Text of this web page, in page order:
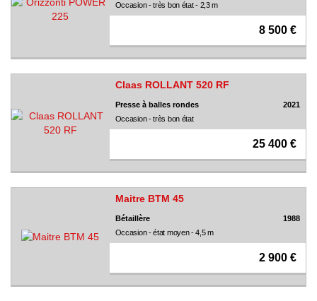
Occasion - très bon état - 2,3 m
8 500 €
Claas ROLLANT 520 RF
Presse à balles rondes
2021
Occasion - très bon état
25 400 €
Maitre BTM 45
Bétaillère
1988
Occasion - état moyen - 4,5 m
2 900 €